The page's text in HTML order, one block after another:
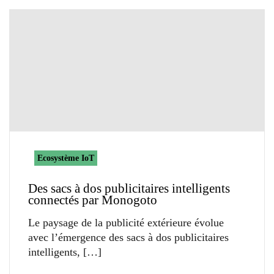
Ecosystème IoT
Des sacs à dos publicitaires intelligents
connectés par Monogoto
Le paysage de la publicité extérieure évolue
avec l’émergence des sacs à dos publicitaires
intelligents,